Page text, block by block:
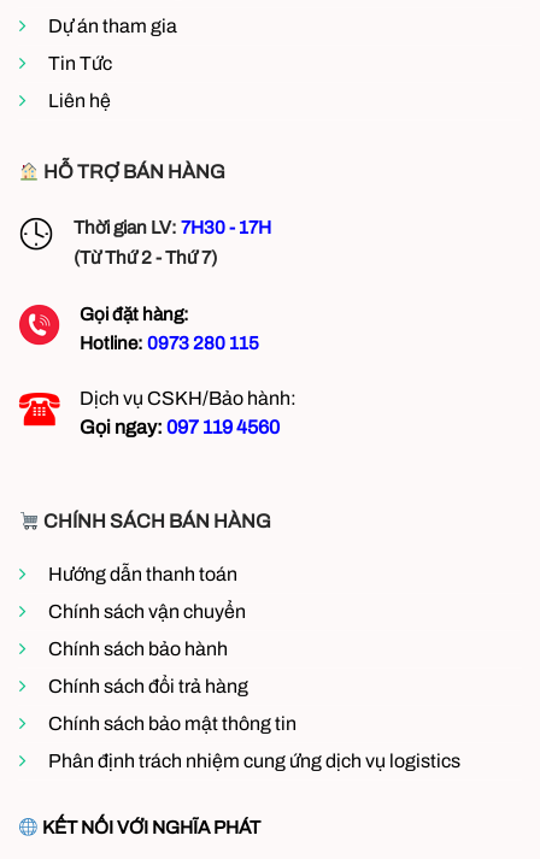
Dự án tham gia
Tin Tức
Liên hệ
HỖ TRỢ BÁN HÀNG
Thời gian LV: 7H30 - 17H
(Từ Thứ 2 - Thứ 7)
Gọi đặt hàng:
Hotline: 0973 280 115
Dịch vụ CSKH/Bảo hành:
Gọi ngay: 097 119 4560
CHÍNH SÁCH BÁN HÀNG
Hướng dẫn thanh toán
Chính sách vận chuyển
Chính sách bảo hành
Chính sách đổi trả hàng
Chính sách bảo mật thông tin
Phân định trách nhiệm cung ứng dịch vụ logistics
KẾT NỐI VỚI NGHĨA PHÁT